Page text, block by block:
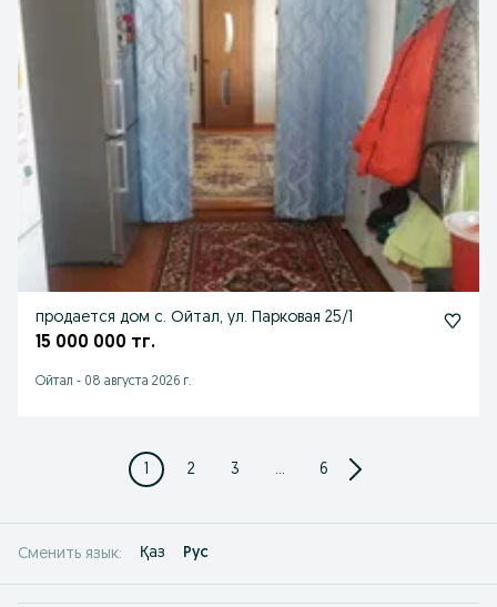
продается дом с. Ойтал, ул. Парковая 25/1
15 000 000 тг.
Ойтал - 08 августа 2026 г.
1 2 3 ... 6
Сменить язык: Қаз Рус